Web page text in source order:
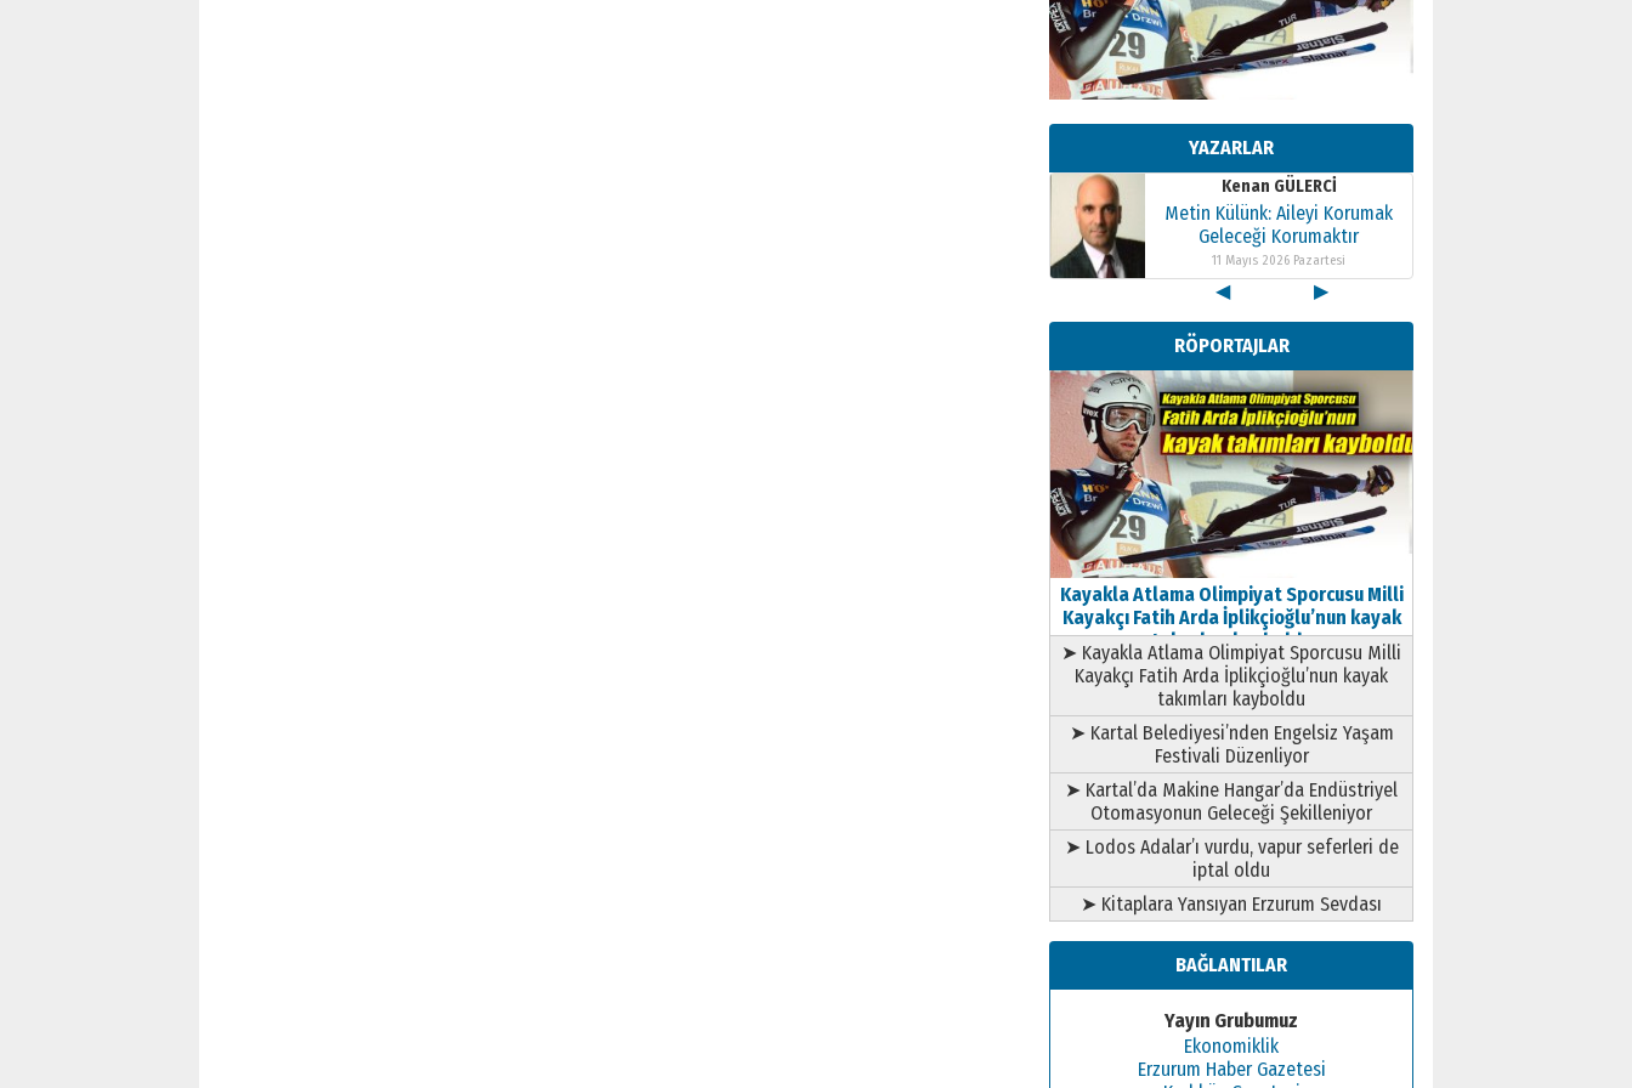
YAZARLAR
Kenan GÜLERCİ
Metin Külünk: Aileyi Korumak
Geleceği Korumaktır
11 Mayıs 2026 Pazartesi
Kenan GÜLERCİ
Metin Külünk: Aileyi Korumak
Geleceği Korumaktır
11 Mayıs 2026 Pazartesi
Kenan GÜLERCİ
Metin Külünk: Aileyi Korumak
Geleceği Korumaktır
11 Mayıs 2026 Pazartesi
◀ ▶
RÖPORTAJLAR
Kayakla Atlama Olimpiyat Sporcusu Milli
Kayakçı Fatih Arda İplikçioğlu’nun kayak
takımları kayboldu
➤ Kayakla Atlama Olimpiyat Sporcusu Milli
Kayakçı Fatih Arda İplikçioğlu’nun kayak
takımları kayboldu
➤ Kartal Belediyesi’nden Engelsiz Yaşam
Festivali Düzenliyor
➤ Kartal’da Makine Hangar’da Endüstriyel
Otomasyonun Geleceği Şekilleniyor
➤ Lodos Adalar’ı vurdu, vapur seferleri de
iptal oldu
➤ Kitaplara Yansıyan Erzurum Sevdası
BAĞLANTILAR
Yayın Grubumuz
Ekonomiklik
Erzurum Haber Gazetesi